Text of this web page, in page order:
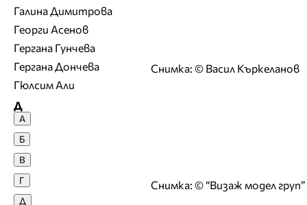
Снимка: © Васил Къркеланов
Снимка: © “Визаж модел груп”
Галина Димитрова
Георги Асенов
Гергана Гунчева
Гергана Дончева
Гюлсим Али
Д
Денислава Сашова
Десислава Денчева
Десислава Николова
Десислава Панчева
А
Б
В
Г
Д